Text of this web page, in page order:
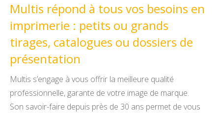
Multis répond à tous vos besoins en
imprimerie : petits ou grands
tirages, catalogues ou dossiers de
présentation
Multis s’engage à vous offrir la meilleure qualité
professionnelle, garante de votre image de marque.
Son savoir-faire depuis près de 30 ans permet de vous